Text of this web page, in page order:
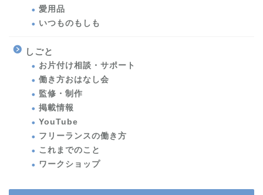
愛用品
いつものもしも
しごと
お片付け相談・サポート
働き方おはなし会
監修・制作
掲載情報
YouTube
フリーランスの働き方
これまでのこと
ワークショップ